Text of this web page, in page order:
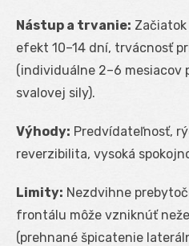
Nástup a trvanie:
efekt 10–14 dní, trvácnosť
(individuálne 2–6 mesiacov
svalovej sily).
Výhody: Predvídateľnosť,
reverzibilita, vysoká
Limity: Nezdvihne
frontálu môže vzniknúť
(prehnané špicatenie